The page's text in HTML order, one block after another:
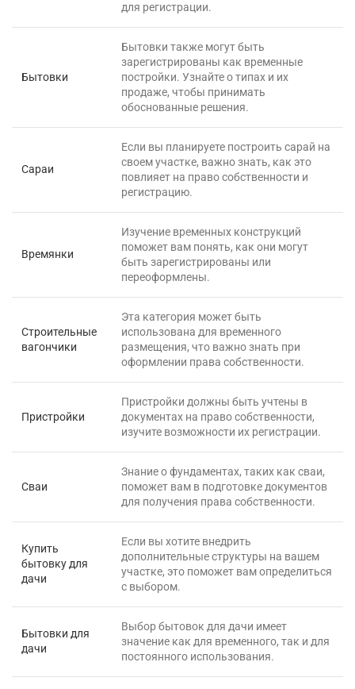
для регистрации.
Бытовки
Бытовки также могут быть
зарегистрированы как временные
постройки. Узнайте о типах и их
продаже, чтобы принимать
обоснованные решения.
Сараи
Если вы планируете построить сарай на
своем участке, важно знать, как это
повлияет на право собственности и
регистрацию.
Времянки
Изучение временных конструкций
поможет вам понять, как они могут
быть зарегистрированы или
переоформлены.
Строительные
вагончики
Эта категория может быть
использована для временного
размещения, что важно знать при
оформлении права собственности.
Пристройки
Пристройки должны быть учтены в
документах на право собственности,
изучите возможности их регистрации.
Сваи
Знание о фундаментах, таких как сваи,
поможет вам в подготовке документов
для получения права собственности.
Купить
бытовку для
дачи
Если вы хотите внедрить
дополнительные структуры на вашем
участке, это поможет вам определиться
с выбором.
Бытовки для
дачи
Выбор бытовок для дачи имеет
значение как для временного, так и для
постоянного использования.